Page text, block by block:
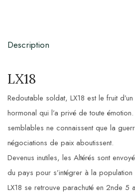
Description
LX18
Redoutable soldat, LX18 est le fruit
hormonal qui l’a privé de toute émotion.
semblables ne connaissent que la
négociations de paix aboutissent.
Devenus inutiles, les Altérés sont
du pays pour s’intégrer à la population
LX18 se retrouve parachuté en 2nde 5